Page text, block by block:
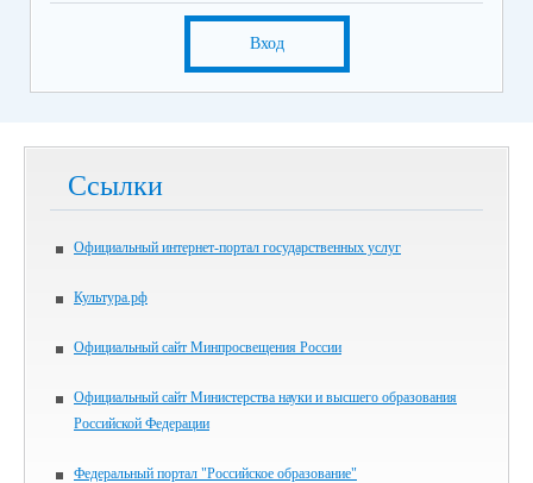
Вход
Ссылки
Официальный интернет-портал государственных услуг
Культура.рф
Официальный сайт Минпросвещения России
Официальный сайт Министерства науки и высшего образования
Российской Федерации
Федеральный портал "Российское образование"